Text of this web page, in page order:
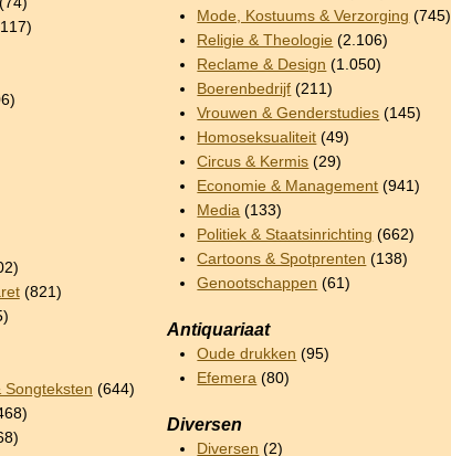
(821)
Songteksten (644)
Mode, Kostuums & Verzorging (745)
Religie & Theologie (2.106)
Reclame & Design (1.050)
Boerenbedrijf (211)
Vrouwen & Genderstudies (145)
Homoseksualiteit (49)
Circus & Kermis (29)
Economie & Management (941)
Media (133)
Politiek & Staatsinrichting (662)
Cartoons & Spotprenten (138)
Genootschappen (61)
Antiquariaat
Oude drukken (95)
Efemera (80)
Diversen
Diversen (2)